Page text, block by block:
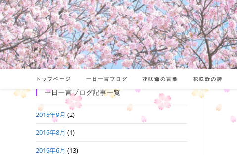
トップページ 一日一言ブログ 花咲爺の言葉 花咲爺の詩
一日一言ブログ記事一覧
2016年9月 (2)
2016年8月 (1)
2016年6月 (13)